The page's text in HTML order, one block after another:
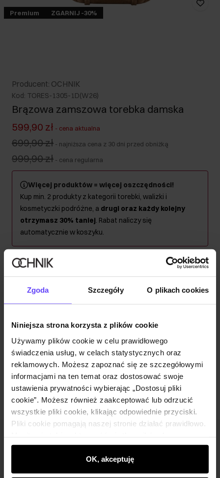
Zgoda Szczegóły O plikach cookies
Niniejsza strona korzysta z plików cookie
Używamy plików cookie w celu prawidłowego
świadczenia usług, w celach statystycznych oraz
reklamowych. Możesz zapoznać się ze szczegółowymi
informacjami na ten temat oraz dostosować swoje
ustawienia prywatności wybierając „Dostosuj pliki
cookie”. Możesz również zaakceptować lub odrzucić
wszystkie pliki cookie, klikając odpowiednie przyciski.
Pliki cookie pomagają naszej stronie działać prawidłowo.
wyświetlać im dopasowane do ich preferencji treści,
rekomendacje oraz komunikaty reklamowe informujące o
najnowszych promocjach w e-sklepie. Informacje o tym,
OK, akceptuję
Premium ZGARNIJ -30%
Producent: OCHNIK
Kod: TORES-1305-1D(W26)
Brązowa zamszowa torebka damska
599,90 zł - cena aktualna
699,90 zł - najniższa cena z 30 dni przed obniżką
999,90 zł - cena regularna
Więcej produktów = więcej oszczędności!
Kup min. 2 produkty z kategorii torebki, walizki i
kosmetyczki podróżne, a drugi oraz każdy kolejny
otrzymasz 30% taniej. Rabat naliczy się
automatycznie w koszyku.
Opis produktu
Szczegóły
Skład i wymiary
Opinie
Newsletter
Bądź na bieżąco z nowościami i promocjami!